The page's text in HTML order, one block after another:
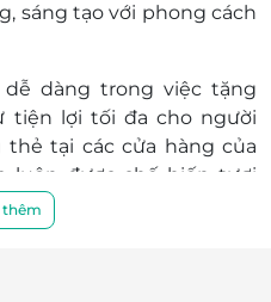
Khu quy hoạch Đống Đa
Thuận Hóa, Huế
sáng tạo với phong cách
dàng trong việc tặng
tiện lợi tối đa cho người
tại các cửa hàng của
luôn được chế biến tươi
Dù là bữa trưa nhanh
cùng bạn bè, Thẻ Quà
thêm